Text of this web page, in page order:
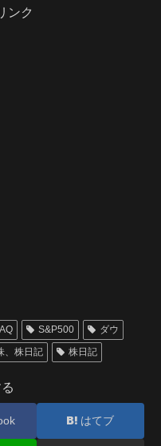
ンク
S&P500
ダウ
、株日記 株日記
はてブ